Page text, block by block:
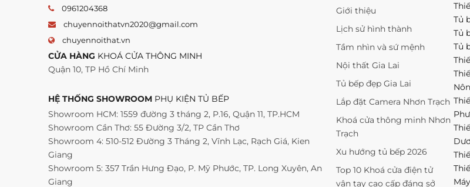
0961204368
chuyennoithatvn2020@gmail.com
chuyennoithat.vn
CỬA HÀNG KHOÁ CỬA THÔNG MINH
Quận 10, TP Hồ Chí Minh
HỆ THỐNG SHOWROOM PHỤ KIỆN TỦ BẾP
Showroom HCM: 1559 đường 3 tháng 2, P.16, Quận 11, TP.HCM
Showroom Cần Thơ: 55 Đường 3/2, TP Cần Thơ
Showroom 4: 510-512 Đường 3 Tháng 2, Vĩnh Lạc, Rạch Giá, Kien
Giang
Showroom 5: 357 Trần Hưng Đạo, P. Mỹ Phước, TP. Long Xuyên, An
Giang
Giới thiệu
Lịch sử hình thành
Tầm nhìn và sứ mệnh
Nội thất Gia Lai
Tủ bếp đẹp Gia Lai
Lắp đặt Camera Nhơn Trạch
Khoá cửa thông minh Nhơn
Trạch
Xu hướng tủ bếp 2026
Top 10 Khoá cửa điện tử
vân tay cao cấp đáng sở
Tủ
Tủ
Tủ